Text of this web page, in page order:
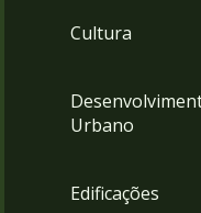
Cultura
Urbano
Edificações